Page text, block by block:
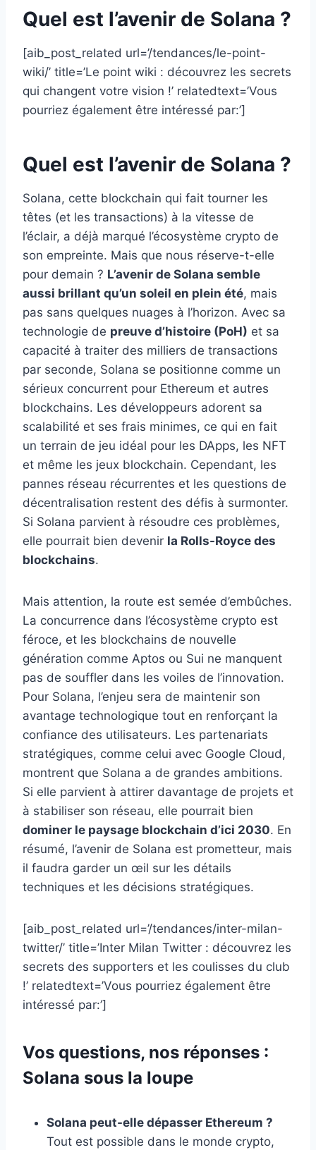
Quel est l’avenir de Solana ?
[aib_post_related url=’/tendances/le-point-
wiki/’ title=’Le point wiki : découvrez les secrets
qui changent votre vision !’ relatedtext=’Vous
pourriez également être intéressé par:’]
Quel est l’avenir de Solana ?
Solana, cette blockchain qui fait tourner les
têtes (et les transactions) à la vitesse de
l’éclair, a déjà marqué l’écosystème crypto de
son empreinte. Mais que nous réserve-t-elle
pour demain ? L’avenir de Solana semble
aussi brillant qu’un soleil en plein été, mais
pas sans quelques nuages à l’horizon. Avec sa
technologie de preuve d’histoire (PoH) et sa
capacité à traiter des milliers de transactions
par seconde, Solana se positionne comme un
sérieux concurrent pour Ethereum et autres
blockchains. Les développeurs adorent sa
scalabilité et ses frais minimes, ce qui en fait
un terrain de jeu idéal pour les DApps, les NFT
et même les jeux blockchain. Cependant, les
pannes réseau récurrentes et les questions de
décentralisation restent des défis à surmonter.
Si Solana parvient à résoudre ces problèmes,
elle pourrait bien devenir la Rolls-Royce des
blockchains.
Mais attention, la route est semée d’embûches.
La concurrence dans l’écosystème crypto est
féroce, et les blockchains de nouvelle
génération comme Aptos ou Sui ne manquent
pas de souffler dans les voiles de l’innovation.
Pour Solana, l’enjeu sera de maintenir son
avantage technologique tout en renforçant la
confiance des utilisateurs. Les partenariats
stratégiques, comme celui avec Google Cloud,
montrent que Solana a de grandes ambitions.
Si elle parvient à attirer davantage de projets et
à stabiliser son réseau, elle pourrait bien
dominer le paysage blockchain d’ici 2030. En
résumé, l’avenir de Solana est prometteur, mais
il faudra garder un œil sur les détails
techniques et les décisions stratégiques.
[aib_post_related url=’/tendances/inter-milan-
twitter/’ title=’Inter Milan Twitter : découvrez les
secrets des supporters et les coulisses du club
!’ relatedtext=’Vous pourriez également être
intéressé par:’]
Vos questions, nos réponses :
Solana sous la loupe
Solana peut-elle dépasser Ethereum ?
Tout est possible dans le monde crypto,